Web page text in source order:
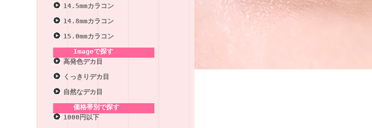
14.5mmカラコン
14.8mmカラコン
15.0mmカラコン
Imageで探す
高発色デカ目
くっきりデカ目
自然なデカ目
価格帯別で探す
1000円以下